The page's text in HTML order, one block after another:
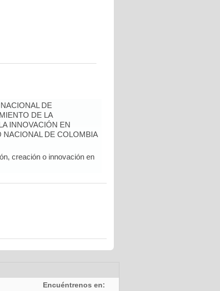
DE
DE LA
INNOVACIÓN EN
DE COLOMBIA
creación o innovación en
Encuéntrenos en: